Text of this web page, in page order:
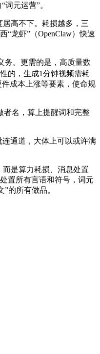
元运营”。
高不下。耗损越多，三
“龙虾”（OpenClaw）快速
。更需的是，高质量数
的，生成1分钟视频需耗
成本上涨等要素，使命规
名，算上提醒词和完整
通道，大体上可以或许满
是算力耗损、消息处置
置所有言语和符号，词元
的所有做品。